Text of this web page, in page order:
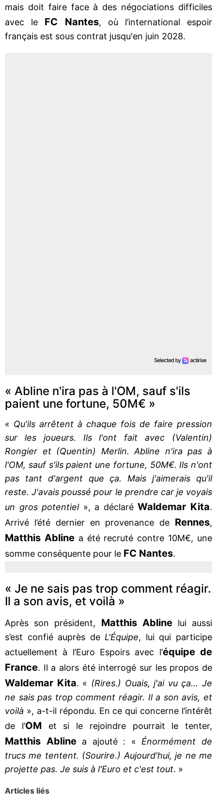
mais doit faire face à des négociations difficiles
avec le FC Nantes, où l’international espoir
français est sous contrat jusqu'en juin 2028.
« Abline n'ira pas à l'OM, sauf s'ils
paient une fortune, 50M€ »
« Qu'ils arrêtent à chaque fois de faire pression
sur les joueurs. Ils l'ont fait avec (Valentin)
Rongier et (Quentin) Merlin. Abline n'ira pas à
l'OM, sauf s'ils paient une fortune, 50M€. Ils n'ont
pas tant d'argent que ça. Mais j'aimerais qu'il
reste. J'avais poussé pour le prendre car je voyais
un gros potentiel », a déclaréWaldemar Kita.
Arrivé l’été dernier en provenance de Rennes,
Matthis Ablinea été recruté contre 10M€, une
somme conséquente pour le FC Nantes.
« Je ne sais pas trop comment réagir.
Il a son avis, et voilà »
Après son président, Matthis Ablinelui aussi
s’est confié auprès deL'Équipe, lui qui participe
actuellement à l’Euro Espoirs avec l’équipe de
France. Il a alors été interrogé sur les propos de
Waldemar Kita. « (Rires.) Ouais, j'ai vu ça... Je
ne sais pas trop comment réagir. Il a son avis, et
voilà », a-t-il répondu. En ce qui concerne l’intérêt
de l’OM et si le rejoindre pourrait le tenter,
Matthis Ablinea ajouté : « Énormément de
trucs me tentent. (Sourire.) Aujourd'hui, je ne me
projette pas. Je suis à l'Euro et c'est tout. »
Articles liés